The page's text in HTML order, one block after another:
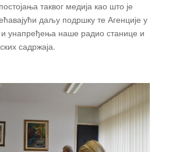
таквог медија као што је
даљу подршку те Агенције у
унапређења наше радио станице и
садржаја.